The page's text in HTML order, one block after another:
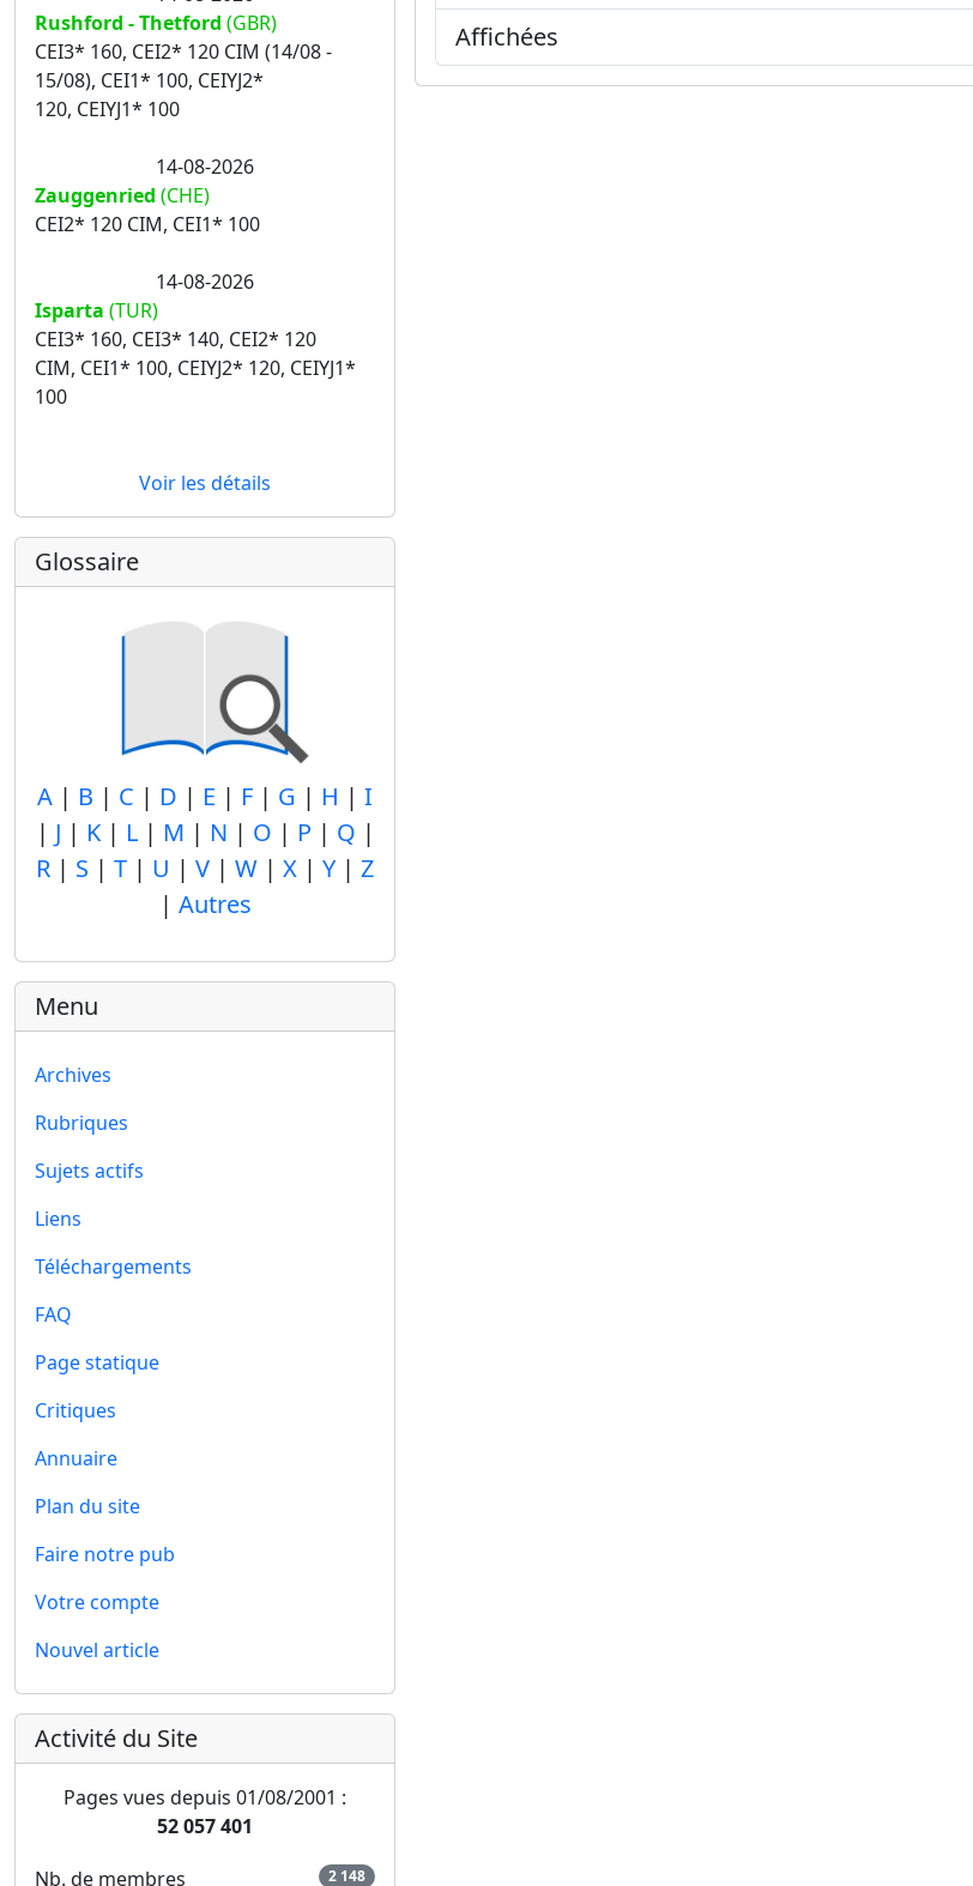
Rushford - Thetford (GBR)
CEI3* 160, CEI2* 120 CIM (14/08 -
15/08), CEI1* 100, CEIYJ2*
120, CEIYJ1* 100
14-08-2026
Zauggenried (CHE)
CEI2* 120 CIM, CEI1* 100
14-08-2026
Isparta (TUR)
CEI3* 160, CEI3* 140, CEI2* 120
CIM, CEI1* 100, CEIYJ2* 120, CEIYJ1*
100
Voir les détails
Glossaire
A | B | C | D | E | F | G | H | I
| J | K| L| M | N | O | P | Q |
R | S | T | U | V | W | X | Y | Z
| Autres
Menu
Archives
Rubriques
Sujets actifs
Liens
Téléchargements
FAQ
Page statique
Critiques
Annuaire
Plan du site
Faire notre pub
Votre compte
Nouvel article
Activité du Site
Pages vues depuis 01/08/2001 :
52 057 401
Nb. de membres
2 148
Affichées